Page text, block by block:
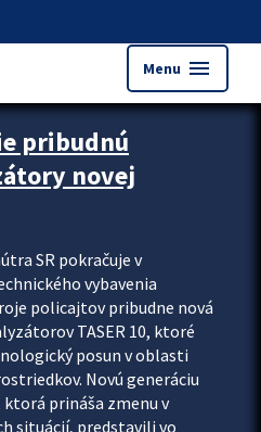
Menu menu
pribudnú
novej
SR pokračuje v
vybavenia
policajtov pribudne nová
TASER 10, ktoré
posun v oblasti
Novú generáciu
prináša zmenu v
situácií, predstavili vo